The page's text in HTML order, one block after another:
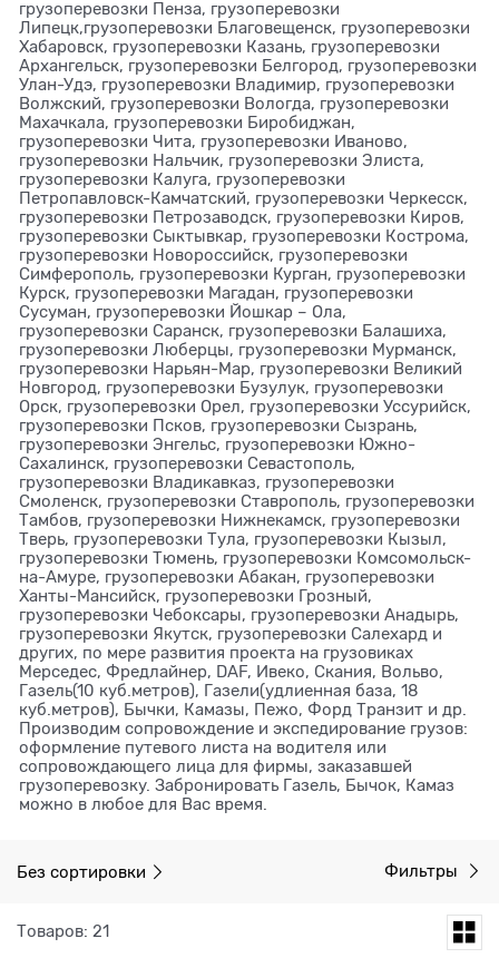
грузоперевозки Пенза, грузоперевозки
Липецк,грузоперевозки Благовещенск, грузоперевозки
Хабаровск, грузоперевозки Казань, грузоперевозки
Архангельск, грузоперевозки Белгород, грузоперевозки
Улан-Удэ, грузоперевозки Владимир, грузоперевозки
Волжский, грузоперевозки Вологда, грузоперевозки
Махачкала, грузоперевозки Биробиджан,
грузоперевозки Чита, грузоперевозки Иваново,
грузоперевозки Нальчик, грузоперевозки Элиста,
грузоперевозки Калуга, грузоперевозки
Петропавловск-Камчатский, грузоперевозки Черкесск,
грузоперевозки Петрозаводск, грузоперевозки Киров,
грузоперевозки Сыктывкар, грузоперевозки Кострома,
грузоперевозки Новороссийск, грузоперевозки
Симферополь, грузоперевозки Курган, грузоперевозки
Курск, грузоперевозки Магадан, грузоперевозки
Сусуман, грузоперевозки Йошкар – Ола,
грузоперевозки Саранск, грузоперевозки Балашиха,
грузоперевозки Люберцы, грузоперевозки Мурманск,
грузоперевозки Нарьян-Мар, грузоперевозки Великий
Новгород, грузоперевозки Бузулук, грузоперевозки
Орск, грузоперевозки Орел, грузоперевозки Уссурийск,
грузоперевозки Псков, грузоперевозки Сызрань,
грузоперевозки Энгельс, грузоперевозки Южно-
Сахалинск, грузоперевозки Севастополь,
грузоперевозки Владикавказ, грузоперевозки
Смоленск, грузоперевозки Ставрополь, грузоперевозки
Тамбов, грузоперевозки Нижнекамск, грузоперевозки
Тверь, грузоперевозки Тула, грузоперевозки Кызыл,
грузоперевозки Тюмень, грузоперевозки Комсомольск-
на-Амуре, грузоперевозки Абакан, грузоперевозки
Ханты-Мансийск, грузоперевозки Грозный,
грузоперевозки Чебоксары, грузоперевозки Анадырь,
грузоперевозки Якутск, грузоперевозки Салехард и
других, по мере развития проекта на грузовиках
Мерседес, Фредлайнер, DAF, Ивеко, Скания, Вольво,
Газель(10 куб.метров), Газели(удлиенная база, 18
куб.метров), Бычки, Камазы, Пежо, Форд Транзит и др.
Производим сопровождение и экспедирование грузов:
оформление путевого листа на водителя или
сопровождающего лица для фирмы, заказавшей
грузоперевозку. Забронировать Газель, Бычок, Камаз
можно в любое для Вас время.
Без сортировки Фильтры
Товаров: 21